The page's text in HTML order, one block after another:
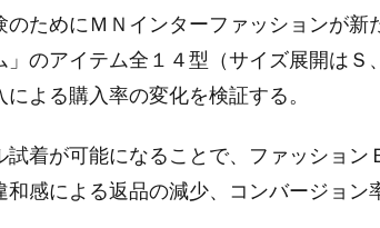
ためにＭＮインターファッションが新
のアイテム全１４型（サイズ展開はＳ、
よる購入率の変化を検証する。
着が可能になることで、ファッション
感による返品の減少、コンバージョン